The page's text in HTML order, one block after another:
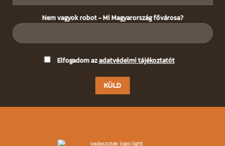
Nem vagyok robot - Mi Magyarország fővárosa?
Elfogadom azadatvédelmi tájékoztatót